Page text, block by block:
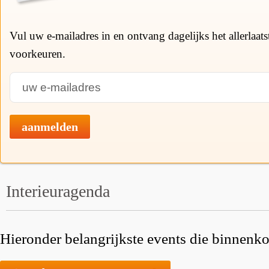
Vul uw e-mailadres in en ontvang dagelijks het
voorkeuren.
aanmelden
Interieuragenda
Hieronder belangrijkste events die